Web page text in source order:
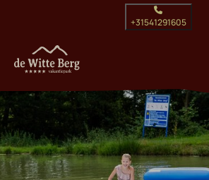
+31541291605